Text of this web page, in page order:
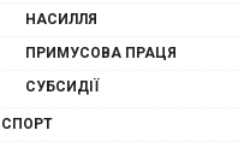
НАСИЛЛЯ
ПРИМУСОВА ПРАЦЯ
СУБСИДІЇ
СПОРТ